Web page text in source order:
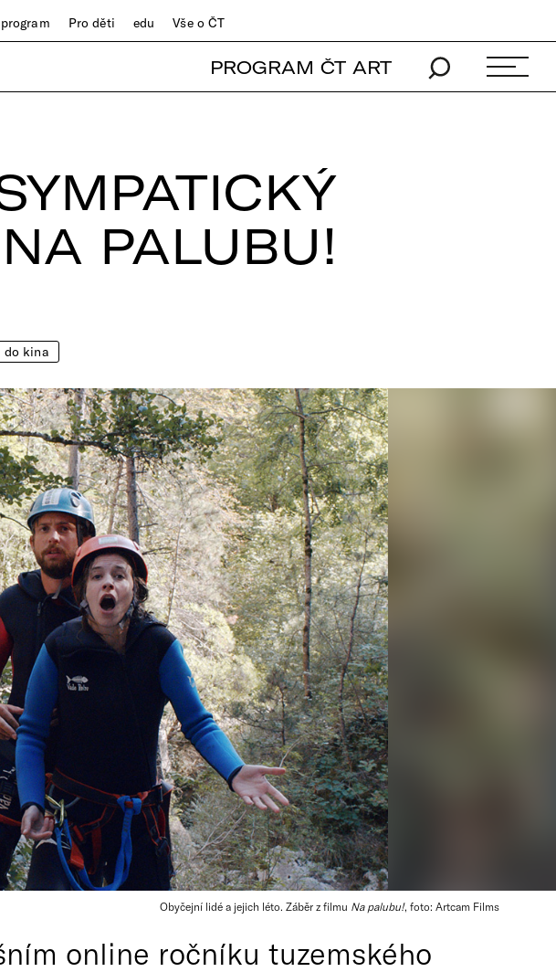
Pro děti edu Vše o ČT
PROGRAM ČT ART
PALUBU!
do kina
Obyčejní lidé a jejich léto. Záběr z filmu Na palubu!, foto: Artcam Films
online ročníku tuzemského